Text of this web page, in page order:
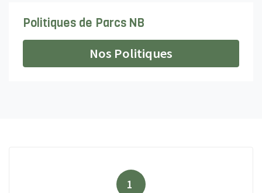
Politiques de Parcs NB
Nos Politiques
1